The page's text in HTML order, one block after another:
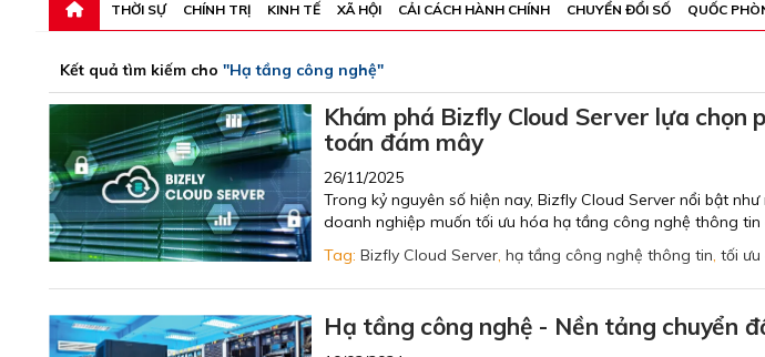
THỜI SỰ CHÍNH TRỊ KINH TẾ XÃ HỘI CẢI CÁCH HÀNH CHÍNH CHUYỂN ĐỔI SỐ QUỐC
Kết quả tìm kiếm cho "Hạ tầng công nghệ"
Khám phá Bizfly Cloud Server lựa chọn
toán đám mây
26/11/2025
Trong kỷ nguyên số hiện nay, Bizfly Cloud Server nổi bật
doanh nghiệp muốn tối ưu hóa hạ tầng công nghệ thông tin
Tag: Bizfly Cloud Server, hạ tầng công nghệ thông tin, tối ưu
Hạ tầng công nghệ - Nền tảng chuyển